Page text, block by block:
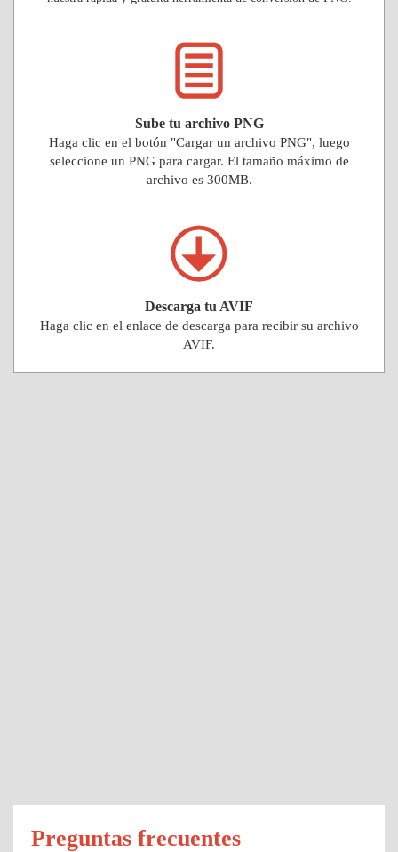
Sube tu archivo PNG
Haga clic en el botón "Cargar un archivo PNG", luego
seleccione un PNG para cargar. El tamaño máximo de
archivo es 300MB.
Descarga tu AVIF
Haga clic en el enlace de descarga para recibir su archivo
AVIF.
Preguntas frecuentes